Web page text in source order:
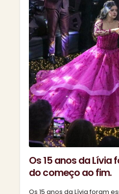
Os 15 anos da Lívia
do começo ao fim.
Os 15 anos da Lívia foram